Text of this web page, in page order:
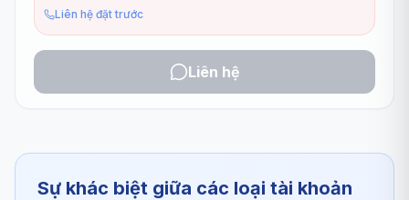
Liên hệ đặt trước
Liên hệ
Sự khác biệt giữa các loại tài khoản